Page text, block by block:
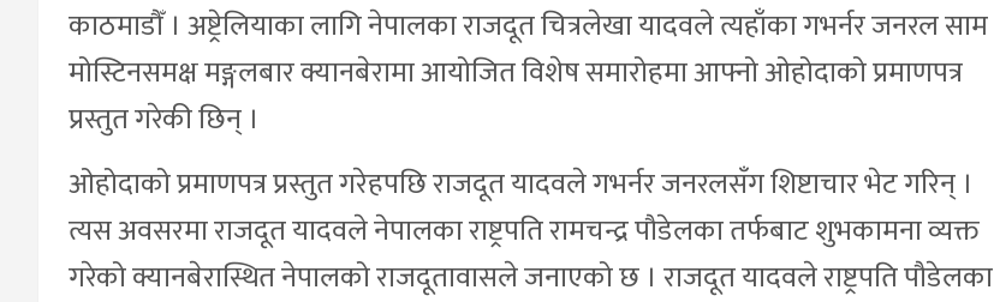
काठमाडौँ । अष्ट्रेलियाका लागि नेपालका राजदूत चित्रलेखा यादवले त्यहाँका गभर्नर जनरल साम
मोस्टिनसमक्ष मङ्गलबार क्यानबेरामा आयोजित विशेष समारोहमा आफ्नो ओहोदाको प्रमाणपत्र
प्रस्तुत गरेकी छिन् ।
ओहोदाको प्रमाणपत्र प्रस्तुत गरेहपछि राजदूत यादवले गभर्नर जनरलसँग शिष्टाचार भेट गरिन् ।
त्यस अवसरमा राजदूत यादवले नेपालका राष्ट्रपति रामचन्द्र पौडेलका तर्फबाट शुभकामना व्यक्त
गरेको क्यानबेरास्थित नेपालको राजदूतावासले जनाएको छ । राजदूत यादवले राष्ट्रपति पौडेलका